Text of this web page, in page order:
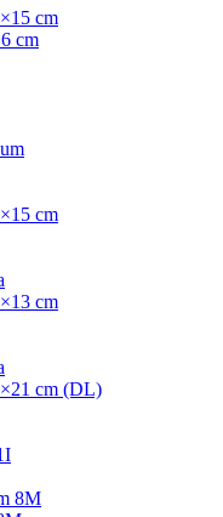
cm
cm
cm
cm
cm (DL)
8M